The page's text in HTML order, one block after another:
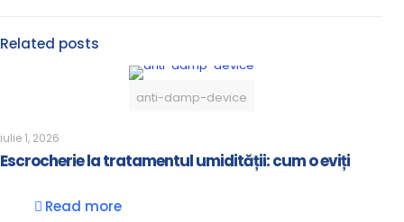
Related posts
anti-damp-device
iulie 1, 2026
Escrocherie la tratamentul umidității: cum o eviți
Read more